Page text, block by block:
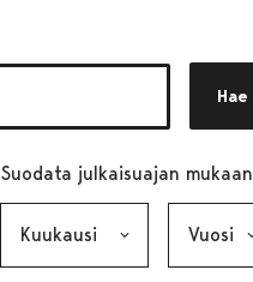
Hae
Suodata julkaisuajan mukaan